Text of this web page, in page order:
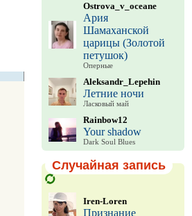
Ostrova_v_oceane
Ария
Шамаханской
царицы (Золотой
петушок)
Оперные
Aleksandr_Lepehin
Летние ночи
Ласковый май
Rainbow12
Your shadow
Dark Soul Blues
Случайная запись
Iren-Loren
Признание